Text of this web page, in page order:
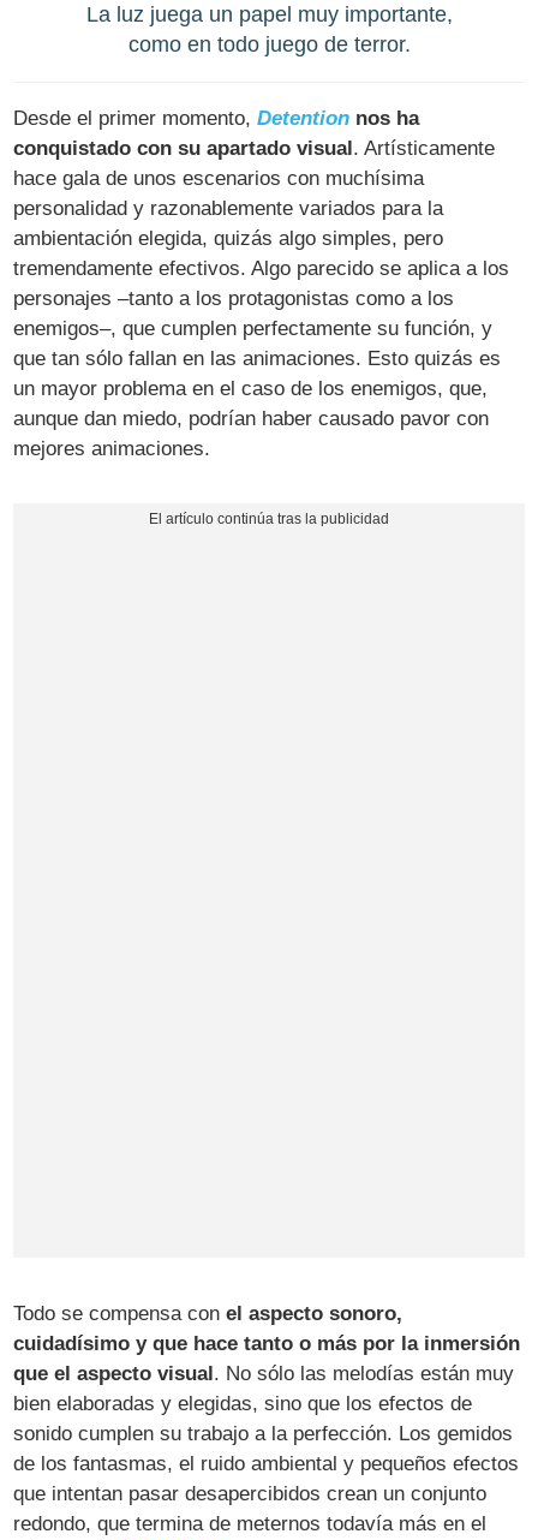
La luz juega un papel muy importante,
como en todo juego de terror.
Desde el primer momento,Detention nos ha
conquistado con su apartado visual. Artísticamente
hace gala de unos escenarios con muchísima
personalidad y razonablemente variados para la
ambientación elegida, quizás algo simples, pero
tremendamente efectivos. Algo parecido se aplica a los
personajes –tanto a los protagonistas como a los
enemigos–, que cumplen perfectamente su función, y
que tan sólo fallan en las animaciones. Esto quizás es
un mayor problema en el caso de los enemigos, que,
aunque dan miedo, podrían haber causado pavor con
mejores animaciones.
Todo se compensa conel aspecto sonoro,
cuidadísimo y que hace tanto o más por la inmersión
que el aspecto visual. No sólo las melodías están muy
bien elaboradas y elegidas, sino que los efectos de
sonido cumplen su trabajo a la perfección. Los gemidos
de los fantasmas, el ruido ambiental y pequeños efectos
que intentan pasar desapercibidos crean un conjunto
redondo, que termina de meternos todavía más en el